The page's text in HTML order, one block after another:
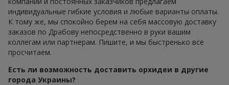
индивидуальные гибкие условия и любые варианты оплаты.
К тому же, мы спокойно берем на себя массовую доставку
заказов по Драбову непосредственно в руки вашим
коллегам или партнерам. Пишите, и мы быстренько все
просчитаем.
Есть ли возможность доставить орхидеи в другие
города Украины?